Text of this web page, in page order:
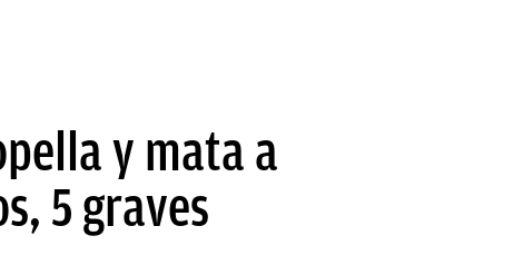
y mata a
5 graves